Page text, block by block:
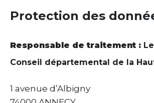
Protection des
Responsable de traitement :
Conseil départemental de la
1 avenue d’Albigny